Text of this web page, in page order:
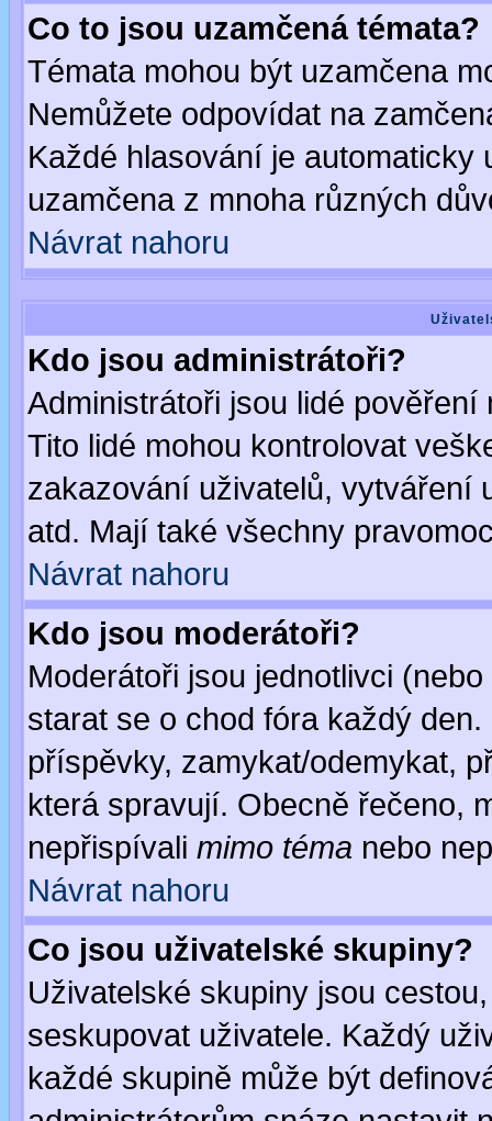
Co to jsou uzamčená témata?
Témata mohou být uzamčena
Nemůžete odpovídat na
Každé hlasování je automaticky
uzamčena z mnoha různých
Návrat nahoru
Kdo jsou administrátoři?
Administrátoři jsou lidé
Tito lidé mohou kontrolovat
zakazování uživatelů, vytváření
atd. Mají také všechny
Návrat nahoru
Kdo jsou moderátoři?
Moderátoři jsou jednotlivci
starat se o chod fóra každý
příspěvky, zamykat/odemykat,
která spravují. Obecně řečeno,
nepřispívali mimo téma nebo
Návrat nahoru
Co jsou uživatelské skupiny?
Uživatelské skupiny jsou
seskupovat uživatele. Každý
každé skupině může být